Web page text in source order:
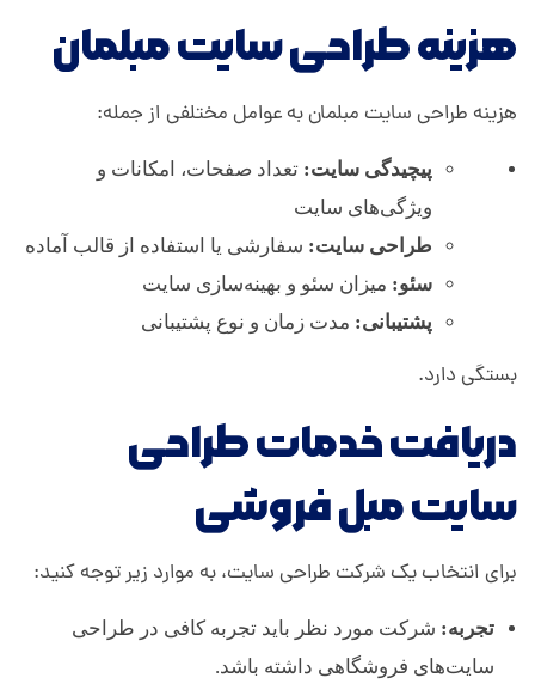
م
هزینه طراحی سایت مبلمان
هزینه طراحی سایت مبلمان به عوامل مختلفی از جمله:
پیچیدگی سایت: تعداد صفحات، امکانات و
ویژگی‌های سایت
طراحی سایت: سفارشی یا استفاده از قالب آماده
سئو: میزان سئو و بهینه‌سازی سایت
پشتیبانی: مدت زمان و نوع پشتیبانی
بستگی دارد.
دریافت خدمات طراحی
سایت مبل فروشی
برای انتخاب یک شرکت طراحی سایت، به موارد زیر توجه کنید:
تجربه: شرکت مورد نظر باید تجربه کافی در طراحی
سایت‌های فروشگاهی داشته باشد.